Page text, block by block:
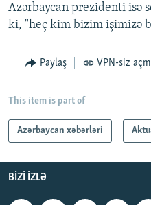
Azərbaycan prezidenti isə
ki, "heç kim bizim işimizə
Paylaş VPN-siz
This item is part of
Azərbaycan xəbərləri
BIZI IZLƏ